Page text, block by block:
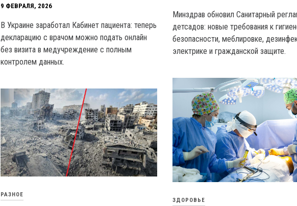
9 ФЕВРАЛЯ, 2026
В Украине заработал Кабинет пациента: теперь
декларацию с врачом можно подать онлайн
без визита в медучреждение с полным
контролем данных.
Минздрав обновил Санитарный
детсадов: новые требования к
безопасности, меблировке,
электрике и гражданской защите.
ЗДОРОВЬЕ
РАЗНОЕ